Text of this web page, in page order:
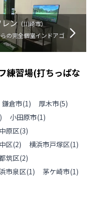
ン（川崎市）
の完全個室インドアゴ
練習場(打ちっぱな
鎌倉市(1) 厚木市(5)
) 小田原市(1)
原区(3)
区(2) 横浜市戸塚区(1)
筑区(2)
市泉区(1) 茅ケ崎市(1)